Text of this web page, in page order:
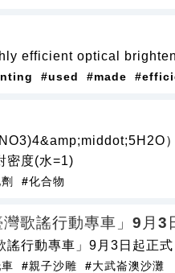
efficient optical
#used #made
密度(水=1)
#化合物
灣歌謠行動專車」9月3
謠行動專車」9月3日起正式
#親子沙雕 #大武崙澳沙灘